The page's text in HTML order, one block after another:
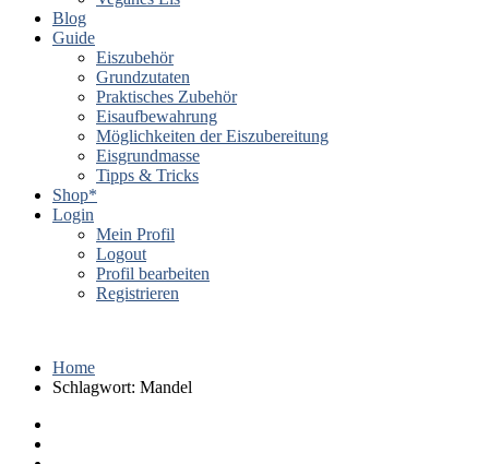
Blog
Guide
Eiszubehör
Grundzutaten
Praktisches Zubehör
Eisaufbewahrung
Möglichkeiten der Eiszubereitung
Eisgrundmasse
Tipps & Tricks
Shop*
Login
Mein Profil
Logout
Profil bearbeiten
Registrieren
Home
Schlagwort: Mandel